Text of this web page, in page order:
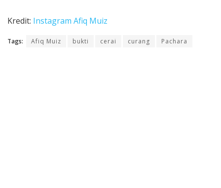
Kredit: Instagram Afiq Muiz
Tags: Afiq Muiz bukti cerai curang Pachara